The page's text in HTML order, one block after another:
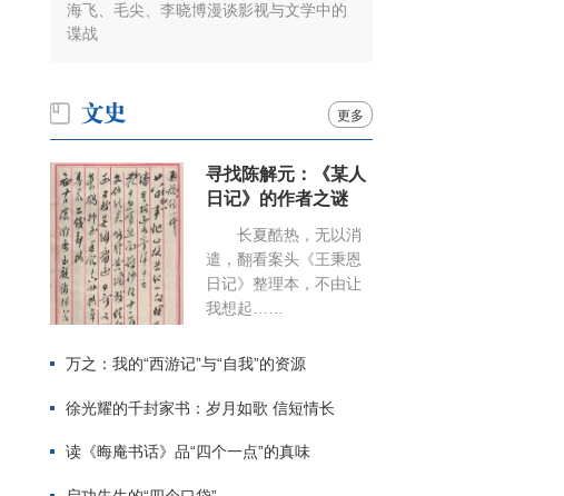
海飞、毛尖、李晓博漫谈影视与文学中的
谍战
更多
寻找陈解元：《某人
日记》的作者之谜
长夏酷热，无以消
遣，翻看案头《王秉恩
日记》整理本，不由让
我想起……
万之：我的“西游记”与“自我”的资源
徐光耀的千封家书：岁月如歌 信短情长
读《晦庵书话》品“四个一点”的真味